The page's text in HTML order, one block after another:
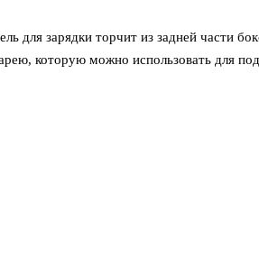
для зарядки торчит из задней части
которую можно использовать для